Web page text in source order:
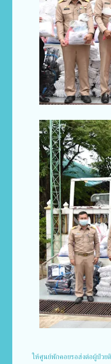
ให้ศูนย์พักคอยรอส่งต่อผู้ป่วย